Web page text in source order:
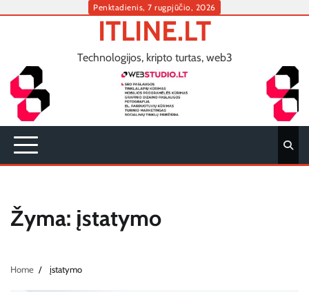
Penktadienis, 7 rugpjūčio, 2026
ITLINE.LT
Technologijos, kripto turtas, web3
Žyma: įstatymo
Home įstatymo